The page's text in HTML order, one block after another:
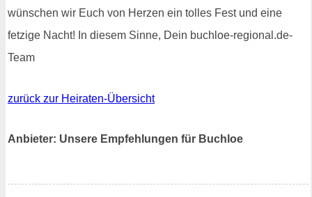
wünschen wir Euch von Herzen ein tolles Fest und eine
fetzige Nacht! In diesem Sinne, Dein buchloe-regional.de-
Team
zurück zur Heiraten-Übersicht
Anbieter: Unsere Empfehlungen für Buchloe